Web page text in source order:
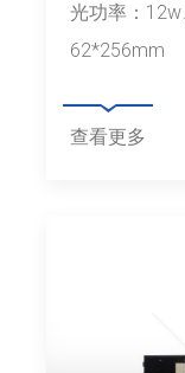
光功率：12w
62*256mm
查看更多